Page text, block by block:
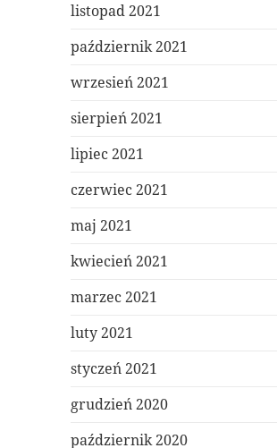
listopad 2021
październik 2021
wrzesień 2021
sierpień 2021
lipiec 2021
czerwiec 2021
maj 2021
kwiecień 2021
marzec 2021
luty 2021
styczeń 2021
grudzień 2020
październik 2020